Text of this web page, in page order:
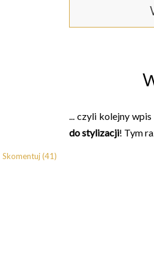
... czyli kolejny
do stylizacji! Tym
Skomentuj (41)